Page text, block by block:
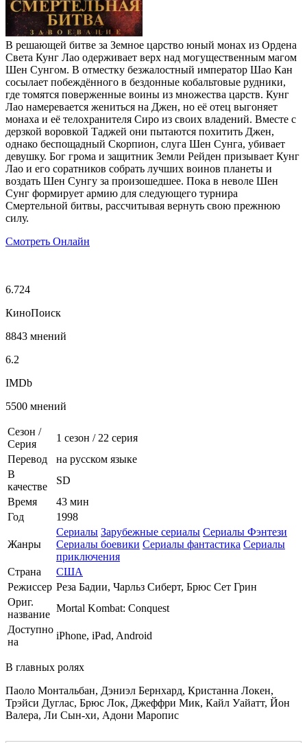
В решающей битве за Земное царство юный монах из Ордена
Света Кунг Лао одерживает верх над могущественным магом
Шен Сунгом. В отместку безжалостный император Шао Кан
сосылает побеждённого в бездонные кобальтовые рудники,
где томятся поверженные воины из множества царств. Кунг
Лао намеревается жениться на Джен, но её отец выгоняет
монаха и её телохранителя Сиро из своих владений. Вместе с
дерзкой воровкой Таджей они пытаются похитить Джен,
однако беспощадный Скорпион, слуга Шен Сунга, убивает
девушку. Бог грома и защитник Земли Рейден призывает Кунг
Лао и его соратников собрать лучших воинов планеты и
воздать Шен Сунгу за произошедшее. Пока в неволе Шен
Сунг формирует армию для следующего турнира
Смертельной битвы, рассчитывая вернуть свою прежнюю
силу.
Смотреть Онлайн
6.724
КиноПоиск
8843 мнений
6.2
IMDb
5500 мнений
Сезон /
Серия
1 сезон / 22 серия
Перевод
на русском языке
В
качестве
SD
Время
43 мин
Год
1998
Жанры
Сериалы Зарубежные сериалы Сериалы Фэнтези
Сериалы боевики Сериалы фантастика Сериалы
приключения
Страна
США
Режиссер Реза Бадии, Чарльз Сиберт, Брюс Сет Грин
Ориг.
название
Mortal Kombat: Conquest
Доступно
на
iPhone, iPad, Android
В главных ролях
Паоло Монтальбан, Дэниэл Бернхард, Кристанна Локен,
Трэйси Дуглас, Брюс Лок, Джеффри Мик, Кайл Уайатт, Йон
Валера, Ли Сын-хи, Адони Маропис